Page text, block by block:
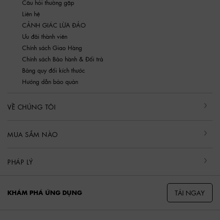
Câu hỏi thường gặp
Liên hệ
CẢNH GIÁC LỪA ĐẢO
Ưu đãi thành viên
Chính sách Giao Hàng
Chính sách Bảo hành & Đổi trả
Bảng quy đổi kích thước
Hướng dẫn bảo quản
VỀ CHÚNG TÔI
MUA SẮM NÀO
PHÁP LÝ
KHÁM PHÁ ỨNG DỤNG TẢI NGAY